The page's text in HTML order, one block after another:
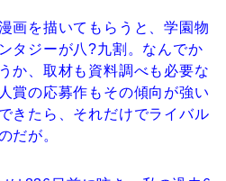
画を描いてもらうと、学園物
タジーが八?九割。なんでか
か、取材も資料調べも必要な
賞の応募作もその傾向が強い
きたら、それだけでライバル
だが。